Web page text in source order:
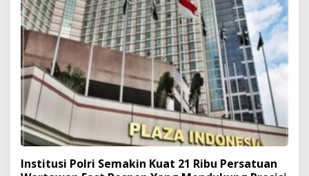
Institusi Polri Semakin Kuat 21 Ribu Persatuan